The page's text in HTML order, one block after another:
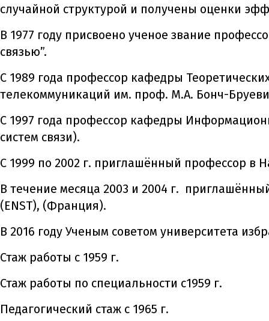
случайной структурой и получены оценки
В 1977 году присвоено ученое звание
связью”.
С 1989 года профессор кафедры
телекоммуникаций им. проф. М.А. Бонч-
С 1997 года профессор кафедры
систем связи).
С 1999 по 2002 г. приглашённый профессор в
В течение месяца 2003 и 2004 г.
(ENSТ), (Франция).
В 2016 году Ученым советом университета
Стаж работы с 1959 г.
Стаж работы по специальности с1959 г.
Педагогический стаж с 1965 г.